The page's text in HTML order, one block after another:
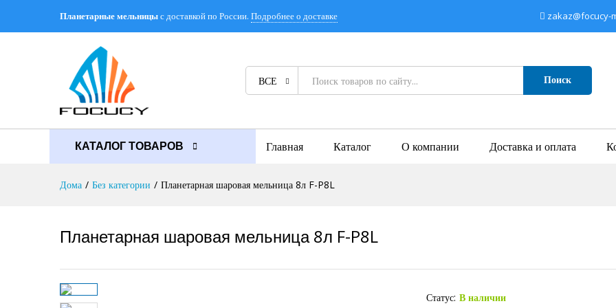
Планетарные мельницы с доставкой по России. Подробнее о доставке zakaz@focucy-
ВСЕ Поиск
КАТАЛОГ ТОВАРОВ Главная Каталог О компании Доставка и оплата
Дома / Без категории / Планетарная шаровая мельница 8л F-P8L
Планетарная шаровая мельница 8л F-P8L
Статус: В наличии
Описание Отзывы (0)